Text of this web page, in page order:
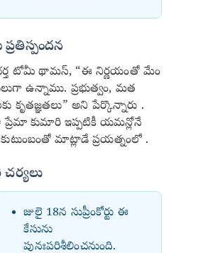
ప్రతిస్పందన
టోమీ థామస్, “ఈ నిర్ణయంతో మేం
ఉన్నాము. ప్రభుత్వం, మత
కృతజ్ఞతలు” అని పేర్కొన్నారు .
ప్రేమా కుమారి ఇప్పటికీ యమన్లోనే
మాట్లాడే ప్రయత్నంలో .
జులై 18న సుప్రీంకోర్టు ఈ
కేసును
పునఃపరిశీలించనుంది.